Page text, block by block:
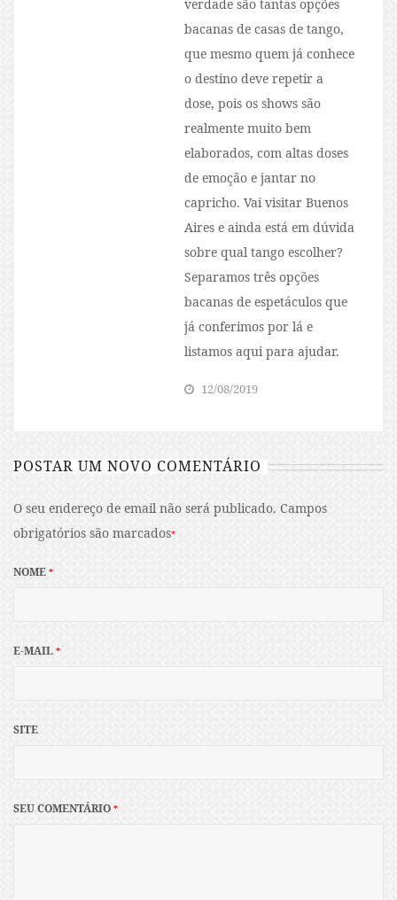
verdade são tantas opções
bacanas de casas de tango,
que mesmo quem já conhece
o destino deve repetir a
dose, pois os shows são
realmente muito bem
elaborados, com altas doses
de emoção e jantar no
capricho. Vai visitar Buenos
Aires e ainda está em dúvida
sobre qual tango escolher?
Separamos três opções
bacanas de espetáculos que
já conferimos por lá e
listamos aqui para ajudar.
12/08/2019
POSTAR UM NOVO COMENTÁRIO
O seu endereço de email não será publicado.Campos
obrigatórios são marcados*
NOME*
E-MAIL*
SITE
SEU COMENTÁRIO*